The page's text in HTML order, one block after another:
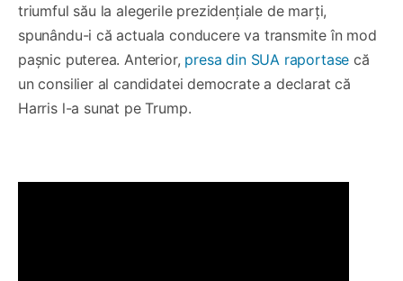
triumful său la alegerile prezidențiale de marți,
spunându-i că actuala conducere va transmite în mod
pașnic puterea. Anterior, presa din SUA raportasecă
un consilier al candidatei democrate a declarat că
Harris l-a sunat pe Trump.